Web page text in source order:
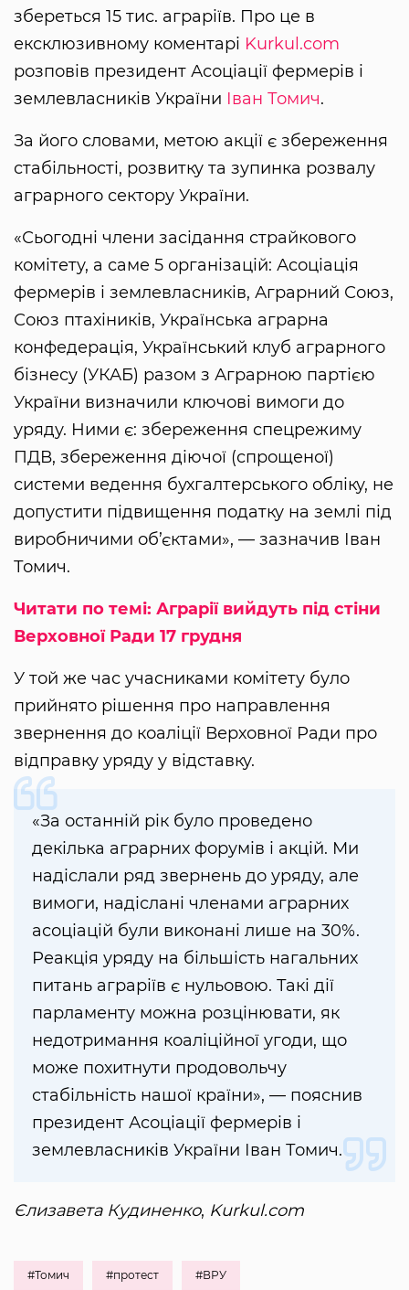
збереться 15 тис. аграріїв. Про це в
ексклюзивному коментарі Kurkul.com
розповів президент Асоціації фермерів і
землевласників України Іван Томич.
За його словами, метою акції є збереження
стабільності, розвитку та зупинка розвалу
аграрного сектору України.
«Сьогодні члени засідання страйкового
комітету, а саме 5 організацій: Асоціація
фермерів і землевласників, Аграрний Союз,
Союз птахіників, Українська аграрна
конфедерація, Український клуб аграрного
бізнесу (УКАБ) разом з Аграрною партією
України визначили ключові вимоги до
уряду. Ними є: збереження спецрежиму
ПДВ, збереження діючої (спрощеної)
системи ведення бухгалтерського обліку, не
допустити підвищення податку на землі під
виробничими об’єктами», — зазначив Іван
Томич.
Читати по темі: Аграрії вийдуть під стіни
Верховної Ради 17 грудня
У той же час учасниками комітету було
прийнято рішення про направлення
звернення до коаліції Верховної Ради про
відправку уряду у відставку.
«За останній рік було проведено
декілька аграрних форумів і акцій. Ми
надіслали ряд звернень до уряду, але
вимоги, надіслані членами аграрних
асоціацій були виконані лише на 30%.
Реакція уряду на більшість нагальних
питань аграріїв є нульовою. Такі дії
парламенту можна розцінювати, як
недотримання коаліційної угоди, що
може похитнути продовольчу
стабільність нашої країни», — пояснив
президент Асоціації фермерів і
землевласників України Іван Томич.
Єлизавета Кудиненко, Kurkul.com
#Томич #протест #ВРУ